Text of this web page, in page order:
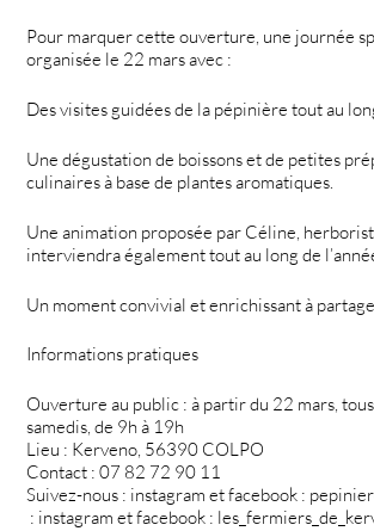
Pour marquer cette ouverture, une journée
organisée le 22 mars avec :
Des visites guidées de la pépinière tout au
Une dégustation de boissons et de petites
culinaires à base de plantes aromatiques.
Une animation proposée par Céline,
interviendra également tout au long de
Un moment convivial et enrichissant à
Informations pratiques
Ouverture au public : à partir du 22 mars,
samedis, de 9h à 19h
Lieu : Kerveno, 56390 COLPO
Contact : 07 82 72 90 11
Suivez-nous : instagram et facebook :
: instagram et facebook :